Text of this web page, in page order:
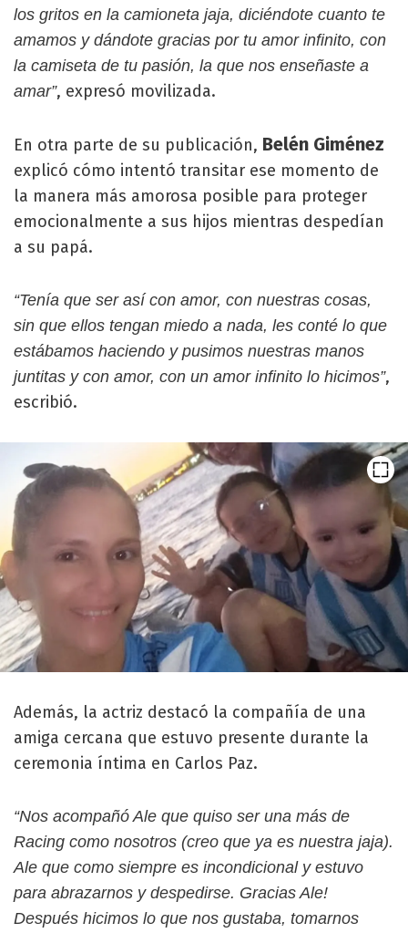
los gritos en la camioneta jaja, diciéndote cuanto te
amamos y dándote gracias por tu amor infinito, con
la camiseta de tu pasión, la que nos enseñaste a
amar”, expresó movilizada.
En otra parte de su publicación, Belén Giménez
explicó cómo intentó transitar ese momento de
la manera más amorosa posible para proteger
emocionalmente a sus hijos mientras despedían
a su papá.
“Tenía que ser así con amor, con nuestras cosas,
sin que ellos tengan miedo a nada, les conté lo que
estábamos haciendo y pusimos nuestras manos
juntitas y con amor, con un amor infinito lo hicimos”,
escribió.
Además, la actriz destacó la compañía de una
amiga cercana que estuvo presente durante la
ceremonia íntima en Carlos Paz.
“Nos acompañó Ale que quiso ser una más de
Racing como nosotros (creo que ya es nuestra jaja).
Ale que como siempre es incondicional y estuvo
para abrazarnos y despedirse. Gracias Ale!
Después hicimos lo que nos gustaba, tomarnos